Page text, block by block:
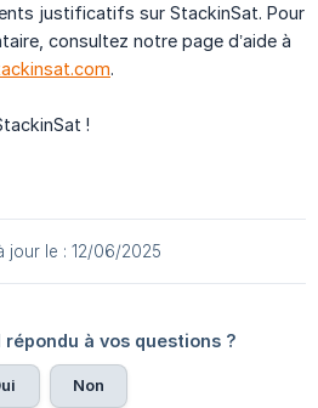
justificatifs sur StackinSat. Pour
consultez notre page d’aide à
.
!
jour le : 12/06/2025
à vos questions ?
Non